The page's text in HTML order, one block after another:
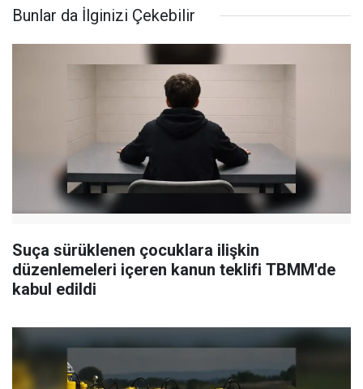
Bunlar da İlginizi Çekebilir
Suça sürüklenen çocuklara ilişkin
düzenlemeleri içeren kanun teklifi TBMM'de
kabul edildi